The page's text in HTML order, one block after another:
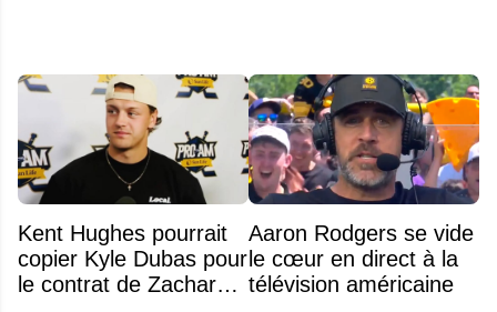
Kent Hughes pourrait
copier Kyle Dubas pour
le contrat de Zachary
Aaron Rodgers se vide
le cœur en direct à la
télévision américaine